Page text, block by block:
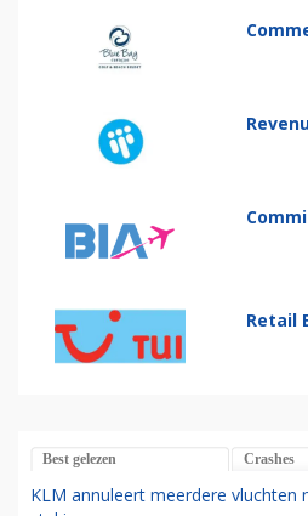
Retail
Best gelezen Crashes
KLM annuleert meerdere vluchten